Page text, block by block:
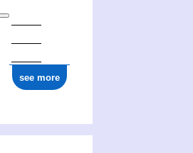
see more